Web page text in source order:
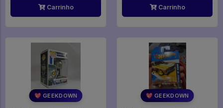
Carrinho Carrinho
💖 GEEKDOWN 💖 GEEKDOWN